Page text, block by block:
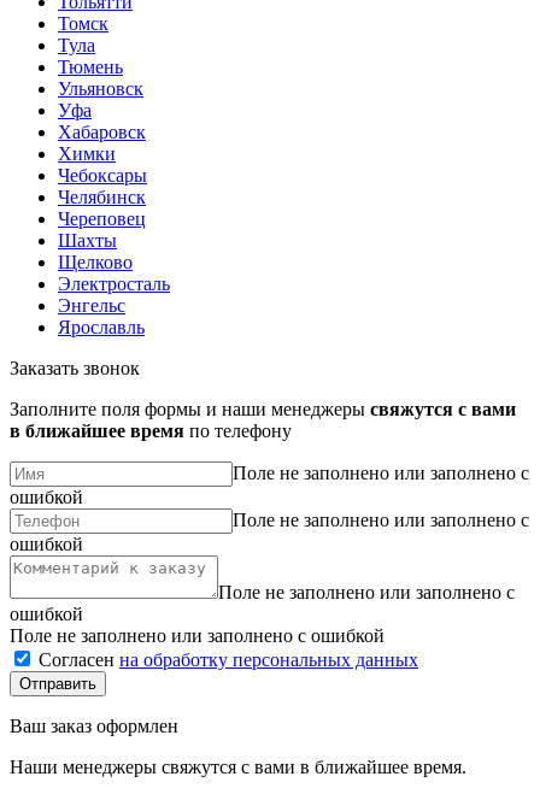
Томск
Тула
Тюмень
Ульяновск
Уфа
Хабаровск
Химки
Чебоксары
Челябинск
Череповец
Шахты
Щелково
Электросталь
Энгельс
Ярославль
Заказать звонок
Заполните поля формы и наши менеджеры свяжутся с вами
в ближайшее время по телефону
Поле не заполнено или заполнено с
ошибкой
Поле не заполнено или заполнено с
ошибкой
Поле не заполнено или заполнено с
ошибкой
Поле не заполнено или заполнено с ошибкой
Согласен на обработку персональных данных
Ваш заказ оформлен
Наши менеджеры свяжутся с вами в ближайшее время.